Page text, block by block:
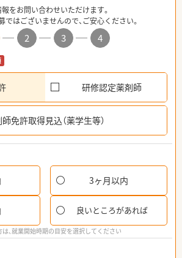
をお問い合わせいただけます。
ではございませんので、ご安心ください。
2 3
4
研修認定薬剤師
免許取得見込（薬学生等）
3ヶ月以内
良いところがあれば
、就業開始時期の目安を選択してください